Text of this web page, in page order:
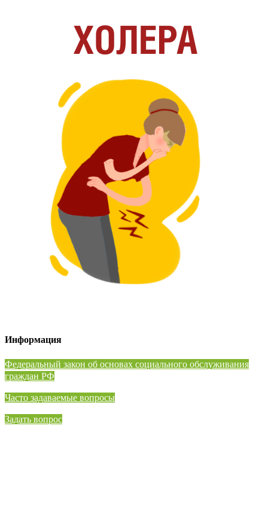
Информация
⁠Федеральный закон об основах социального обслуживания
граждан РФ
Часто задаваемые вопросы
Задать вопрос